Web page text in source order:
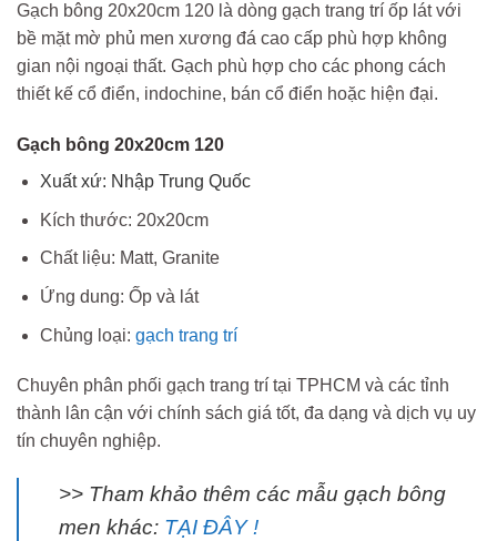
Gạch bông 20x20cm 120 là dòng gạch trang trí ốp lát với
bề mặt mờ phủ men xương đá cao cấp phù hợp không
gian nội ngoại thất. Gạch phù hợp cho các phong cách
thiết kế cổ điển, indochine, bán cổ điển hoặc hiện đại.
Gạch bông 20x20cm 120
Xuất xứ: Nhập Trung Quốc
Kích thước: 20x20cm
Chất liệu: Matt, Granite
Ứng dung: Ốp và lát
Chủng loại: gạch trang trí
Chuyên phân phối gạch trang trí tại TPHCM và các tỉnh
thành lân cận với chính sách giá tốt, đa dạng và dịch vụ uy
tín chuyên nghiệp.
>> Tham khảo thêm các mẫu gạch bông
men khác: TẠI ĐÂY !